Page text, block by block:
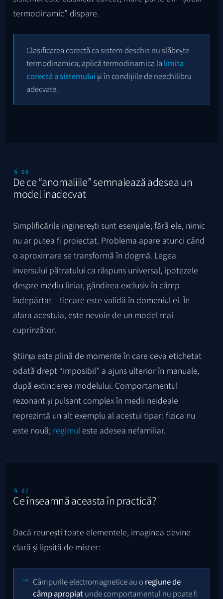
termodinamic” dispare.
Clasificarea corectă ca sistem deschis nu slăbește
termodinamica; aplică termodinamica la limita
corectă a sistemuluiși în condițiile de neechilibru
adecvate.
§ 06
De ce “anomaliile” semnalează adesea un
model inadecvat
Simplificările inginerești sunt esențiale; fără ele, nimic
nu ar putea fi proiectat. Problema apare atunci când
o aproximare se transformă în dogmă. Legea
inversului pătratului ca răspuns universal, ipotezele
despre mediu liniar, gândirea exclusiv în câmp
îndepărtat — fiecare este validă în domeniul ei. În
afara acestuia, este nevoie de un model mai
cuprinzător.
Știința este plină de momente în care ceva etichetat
odată drept “imposibil” a ajuns ulterior în manuale,
după extinderea modelului. Comportamentul
rezonant și pulsant complex în medii neideale
reprezintă un alt exemplu al acestui tipar: fizica nu
este nouă; regimul este adesea nefamiliar.
§ 07
Ce înseamnă aceasta în practică?
Dacă reunești toate elementele, imaginea devine
clară și lipsită de mister:
Câmpurile electromagnetice au o regiune de
câmp apropiatunde comportamentul nu poate fi